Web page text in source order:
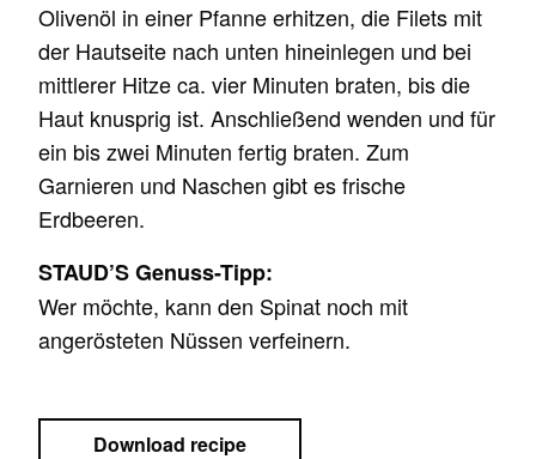
Olivenöl in einer Pfanne erhitzen, die Filets mit
der Hautseite nach unten hineinlegen und bei
mittlerer Hitze ca. vier Minuten braten, bis die
Haut knusprig ist. Anschließend wenden und für
ein bis zwei Minuten fertig braten. Zum
Garnieren und Naschen gibt es frische
Erdbeeren.
STAUD’S Genuss-Tipp:
Wer möchte, kann den Spinat noch mit
angerösteten Nüssen verfeinern.
Download recipe